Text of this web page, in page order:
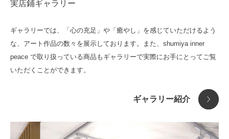
アクセサリー
厄除 開運祈願
実店鋪ギャラリー
ギャラリーでは、「心の充足」や「癒やし」を感じていただけるよう
な、アート作品の数々を展示しております。また、shumiya inner
peace で取り扱っている商品もギャラリーで実際にお手にとってご覧
いただくことができます。
ギャラリー紹介